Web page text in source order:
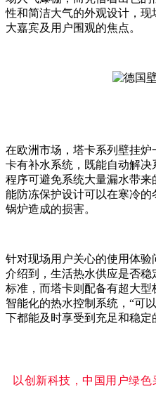
性和简洁大气的外观设计，
大嘉宾及用户围观的焦点。
在欧洲市场，塔卡系列壁挂炉
卡有补水系统，既能自动解
程序可避免系统大量漏水带
能防冻保护设计可以在寒冷
锅炉造成的损害。
针对现场用户关心的使用体
介绍到，生活热水供应是否
标准，而塔卡则配备有超大
智能化的热水控制系统，“可
下都能及时享受到充足和稳定
以创新科技，中国用户绿色